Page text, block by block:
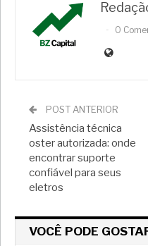
0
POST ANTERIOR
Assistência técnica
oster autorizada: onde
encontrar suporte
confiável para seus
eletros
VOCÊ PODE